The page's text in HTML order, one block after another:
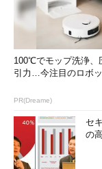
100℃でモップ洗浄、
引力…今注目のロボ
PR(Dreame)
セ
の